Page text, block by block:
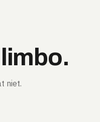
niet.